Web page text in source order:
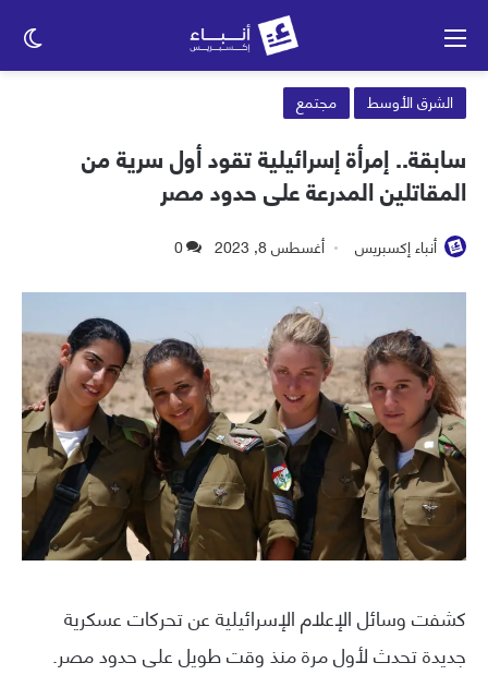
الشرق الأوسط مجتمع
سابقة.. إمرأة إسرائيلية تقود أول سرية من
المقاتلين المدرعة على حدود مصر
أنباء إكسبريس أغسطس 8, 2023 0
كشفت وسائل الإعلام الإسرائيلية عن تحركات عسكرية
جديدة تحدث لأول مرة منذ وقت طويل على حدود مصر.